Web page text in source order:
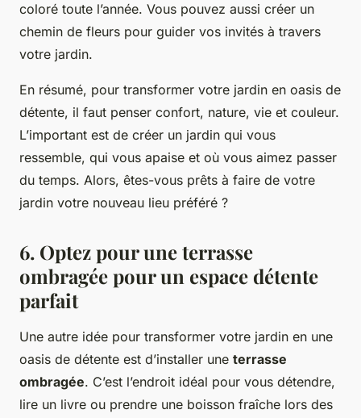
coloré toute l’année. Vous pouvez aussi créer un
chemin de fleurs pour guider vos invités à travers
votre jardin.
En résumé, pour transformer votre jardin en oasis de
détente, il faut penser confort, nature, vie et couleur.
L’important est de créer un jardin qui vous
ressemble, qui vous apaise et où vous aimez passer
du temps. Alors, êtes-vous prêts à faire de votre
jardin votre nouveau lieu préféré ?
6. Optez pour une terrasse
ombragée pour un espace détente
parfait
Une autre idée pour transformer votre jardin en une
oasis de détente est d’installer une terrasse
ombragée. C’est l’endroit idéal pour vous détendre,
lire un livre ou prendre une boisson fraîche lors des